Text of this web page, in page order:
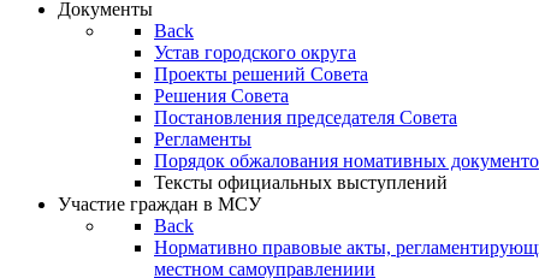
Документы
Back
Устав городского округа
Проекты решений Совета
Решения Совета
Постановления председателя Совета
Регламенты
Порядок обжалования номативных
Тексты официальных выступлений
Участие граждан в МСУ
Back
Нормативно правовые акты,
местном самоуправлениии